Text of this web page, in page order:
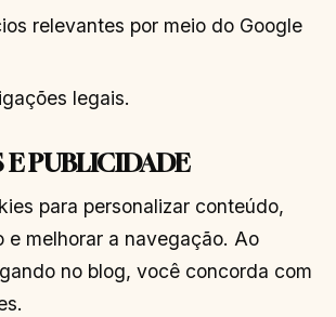
relevantes por meio do Google
legais.
E PUBLICIDADE
para personalizar conteúdo,
e melhorar a navegação. Ao
no blog, você concorda com